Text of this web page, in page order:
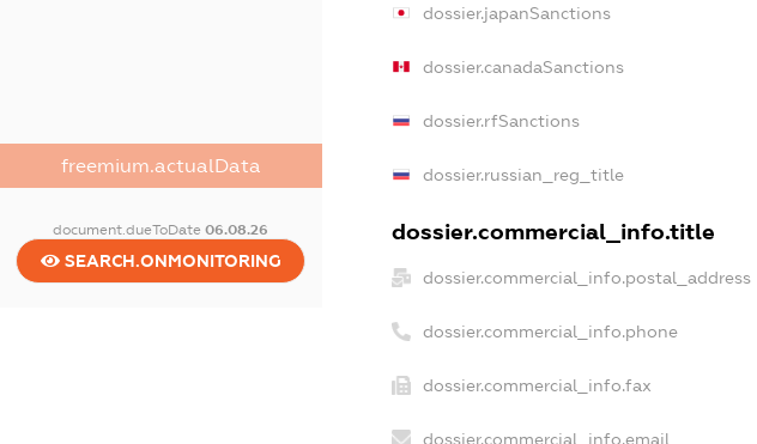
freemium.actualData
document.dueToDate06.08.26
SEARCH.ONMONITORING
dossier.japanSanctions
dossier.canadaSanctions
dossier.rfSanctions
dossier.russian_reg_title
dossier.commercial_info.title
dossier.commercial_info.postal_address
dossier.commercial_info.phone
dossier.commercial_info.fax
dossier.commercial_info.email